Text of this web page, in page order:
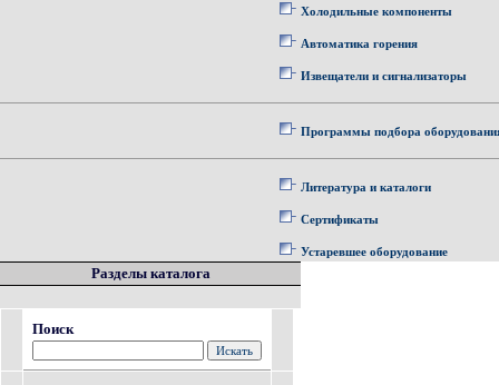
Холодильные компоненты
Автоматика горения
Извещатели и сигнализаторы
Программы подбора
Литература и каталоги
Сертификаты
Устаревшее оборудование
Разделы каталога
Поиск